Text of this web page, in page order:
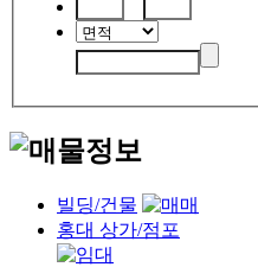
빌딩/건물
홍대 상가/점포